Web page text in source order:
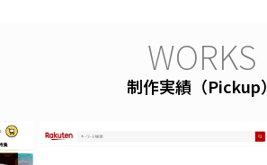
WORKS
制作実績（Pickup）